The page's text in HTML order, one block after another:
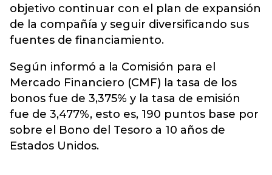
objetivo continuar con el plan de expansión
de la compañía y seguir diversificando sus
fuentes de financiamiento.
Según informó a la Comisión para el
Mercado Financiero (CMF) la tasa de los
bonos fue de 3,375% y la tasa de emisión
fue de 3,477%, esto es, 190 puntos base por
sobre el Bono del Tesoro a 10 años de
Estados Unidos.